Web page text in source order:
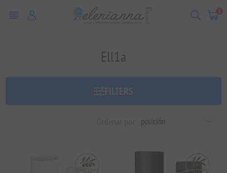
0
Ell1a
FILTERS